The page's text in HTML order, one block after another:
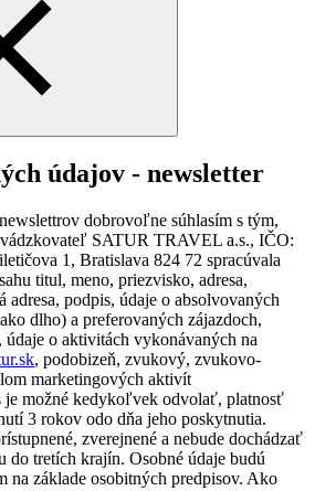
údajov - newsletter
dobrovoľne súhlasím s tým,
SATUR TRAVEL a.s., IČO:
1, Bratislava 824 72 spracúvala
titul, meno, priezvisko, adresa,
adresa, podpis, údaje o absolvovaných
dlho) a preferovaných zájazdoch,
údaje o aktivitách vykonávaných na
, podobizeň, zvukový, zvukovo-
marketingových aktivít
je možné kedykoľvek odvolať, platnosť
3 rokov odo dňa jeho poskytnutia.
zverejnené a nebude dochádzať
do tretích krajín. Osobné údaje budú
na základe osobitných predpisov. Ako